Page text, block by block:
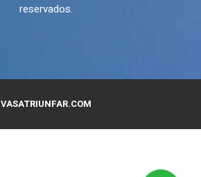
reservados.
VASATRIUNFAR.COM